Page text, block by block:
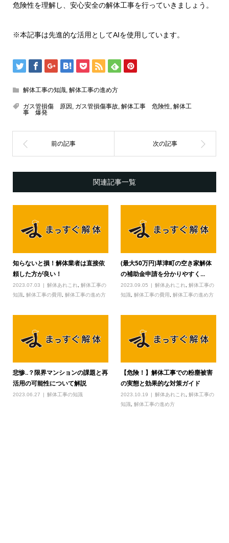
危険性を理解し、安心安全の解体工事を行っていきましょう。
※本記事は先進的な活用としてAIを使用しています。
解体工事の知識, 解体工事の進め方
ガス管損傷 原因 , ガス管損傷事故, 解体工事 危険性, 解体工
事 爆発
関連記事一覧
知らないと損！解体業者は直接依
頼した方が良い！
2023.07.03 解体あれこれ
解体工事の
知識
解体工事の費用 解体工事の進め方
(最大50万円)草津町の空き家解体
の補助金申請を分かりやすく...
2023.09.05 解体あれこれ ,解体工事の
知識
,解体工事の費用 ,解体工事の進め方
悲惨..？限界マンションの課題と再
活用の可能性について解説
2023.06.27 解体工事の知識
【危険！】解体工事での粉塵被害
の実態と効果的な対策ガイド
2023.10.19 解体あれこれ ,解体工事の
知識
,解体工事の進め方